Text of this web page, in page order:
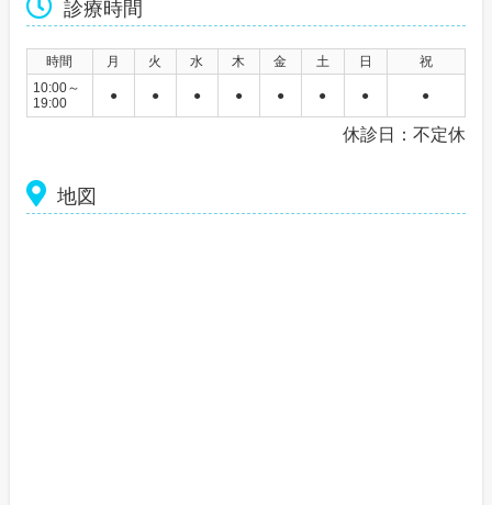
診療時間
時間 月 火 水 木 金 土 日
祝
10:00～
19:00
● ● ● ● ● ● ● ●
休診日：不定休
地図